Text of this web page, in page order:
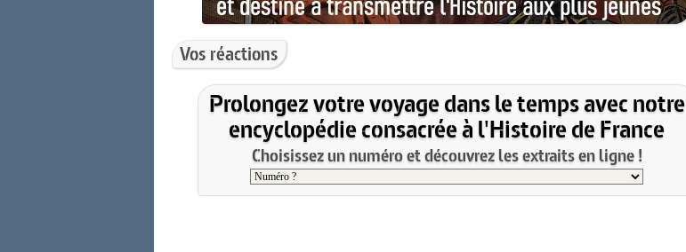
Vos réactions
Prolongez votre voyage dans le temps avec notre
encyclopédie consacrée à l'Histoire de France
Choisissez un numéro et découvrez les extraits en ligne !